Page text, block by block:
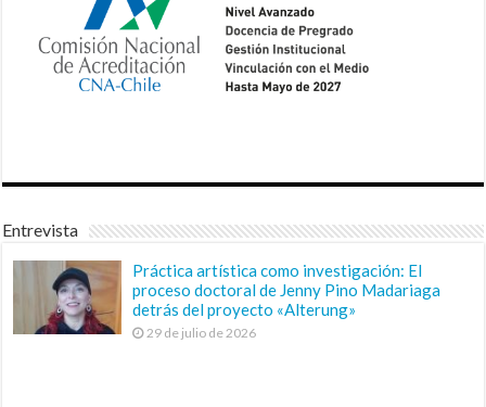
Entrevista
Práctica artística como investigación: El
proceso doctoral de Jenny Pino Madariaga
detrás del proyecto «Alterung»
29 de julio de 2026